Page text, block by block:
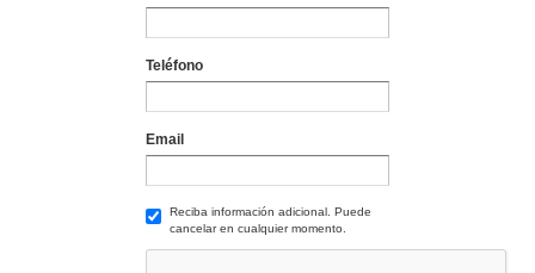
Teléfono
Email
Reciba información adicional. Puede
cancelar en cualquier momento.